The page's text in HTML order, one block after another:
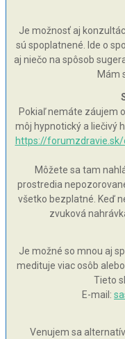
Je možnosť aj
sú spoplatnené. Ide o
aj niečo na spôsob
Mám
Pokiaľ nemáte záujem
môj hypnotický a liečivý
https://
Môžete sa tam
prostredia
všetko bezplatné. Keď
zvuková
Je možné so mnou aj
medituje viac osôb
Tieto
E-mail:
Venujem sa